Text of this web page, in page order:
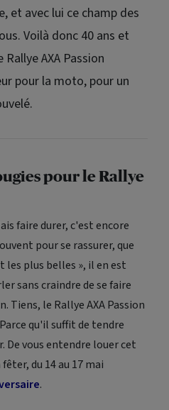
et avec lui ce champ des
Voilà donc 40 ans et
AXA Passion
pour la moto, pour un
pour le Rallye
faire durer, c'est encore
pour se rassurer, que
les plus belles », il en est
sans craindre de se faire
Tiens, le Rallye AXA Passion
qu'il suffit de tendre
De vous entendre louer cet
du 14 au 17 mai
.